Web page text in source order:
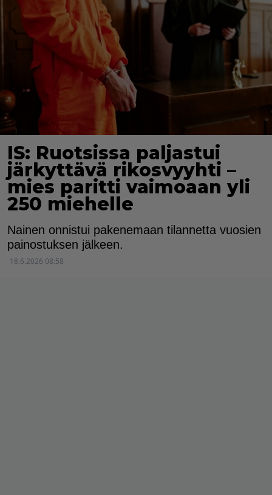
IS: Ruotsissa paljastui
järkyttävä rikosvyyhti –
mies paritti vaimoaan yli
250 miehelle
Nainen onnistui pakenemaan tilannetta vuosien
painostuksen jälkeen.
18.6.2026 08:58